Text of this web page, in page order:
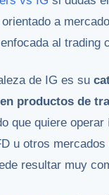
a
al trading
de IG es su
productos de
que quiere
u otros mercados
resultar muy